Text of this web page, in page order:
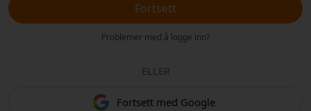
Fortsett
Problemer med å logge inn?
ELLER
Fortsett med Google